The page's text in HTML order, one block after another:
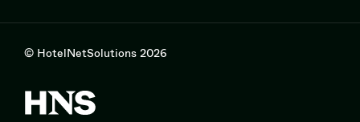
© HotelNetSolutions 2026